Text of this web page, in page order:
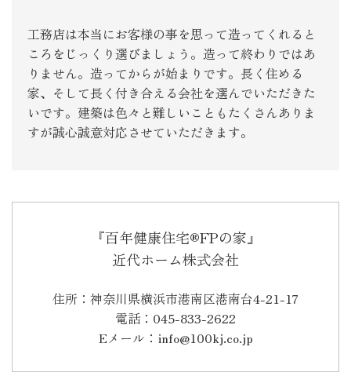
工務店は本当にお客様の事を思って造ってくれると
ころをじっくり選びましょう。造って終わりではあ
りません。造ってからが始まりです。長く住める
家、そして長く付き合える会社を選んでいただきた
いです。建築は色々と難しいこともたくさんありま
すが誠心誠意対応させていただきます。
『百年健康住宅®FPの家』
近代ホーム株式会社
住所：神奈川県横浜市港南区港南台4-21-17
電話：045-833-2622
Eメール：info@100kj.co.jp